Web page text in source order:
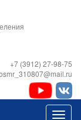
+7 (3912) 27-98-75